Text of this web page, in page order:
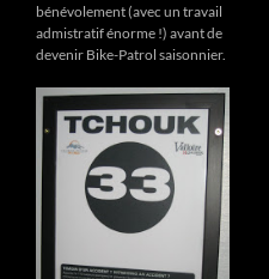
bénévolement (avec un travail
admistratif énorme !) avant de
devenir Bike-Patrol saisonnier.